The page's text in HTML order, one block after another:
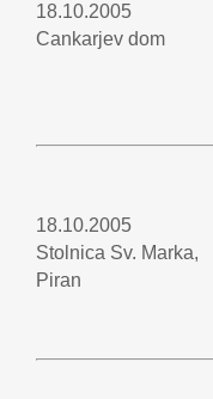
18.10.2005
Cankarjev dom
18.10.2005
Stolnica Sv. Marka,
Piran